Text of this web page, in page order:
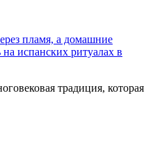
пламя, а домашние
испанских ритуалах в
традиция, которая